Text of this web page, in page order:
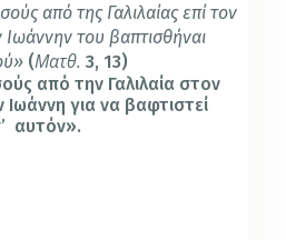
από της Γαλιλαίας επί τον
του βαπτισθήναι
(Ματθ.3, 13)
από την Γαλιλαία στον
για να βαφτιστεί
αυτόν».